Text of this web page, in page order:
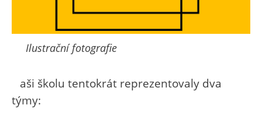
Ilustrační fotografie
aši školu tentokrát reprezentovaly dva
týmy: